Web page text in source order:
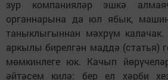
зур компанияләр эшкә
органнарына да юл ябык,
таныклыгыннан мәхрүм калачак.
аркылы бирелгән маддә (статья)
мөмкинлеге юк. Качып
әйтәсем килә: бер ел хәрби